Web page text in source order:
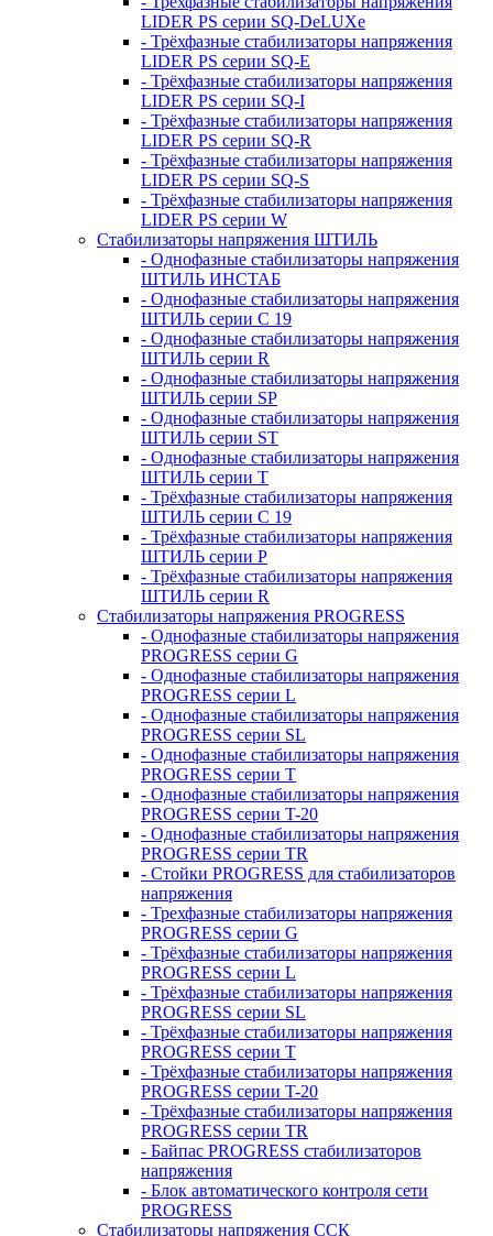
LIDER PS серии SQ-DeLUXe
- Трёхфазные стабилизаторы напряжения
LIDER PS серии SQ-E
- Трёхфазные стабилизаторы напряжения
LIDER PS серии SQ-I
- Трёхфазные стабилизаторы напряжения
LIDER PS серии SQ-R
- Трёхфазные стабилизаторы напряжения
LIDER PS серии SQ-S
- Трёхфазные стабилизаторы напряжения
LIDER PS серии W
Стабилизаторы напряжения ШТИЛЬ
- Однофазные стабилизаторы напряжения
ШТИЛЬ ИНСТАБ
- Однофазные стабилизаторы напряжения
ШТИЛЬ серии C 19
- Однофазные стабилизаторы напряжения
ШТИЛЬ серии R
- Однофазные стабилизаторы напряжения
ШТИЛЬ серии SP
- Однофазные стабилизаторы напряжения
ШТИЛЬ серии ST
- Однофазные стабилизаторы напряжения
ШТИЛЬ серии T
- Трёхфазные стабилизаторы напряжения
ШТИЛЬ серии C 19
- Трёхфазные стабилизаторы напряжения
ШТИЛЬ серии P
- Трёхфазные стабилизаторы напряжения
ШТИЛЬ серии R
Стабилизаторы напряжения PROGRESS
- Однофазные стабилизаторы напряжения
PROGRESS серии G
- Однофазные стабилизаторы напряжения
PROGRESS серии L
- Однофазные стабилизаторы напряжения
PROGRESS серии SL
- Однофазные стабилизаторы напряжения
PROGRESS серии T
- Однофазные стабилизаторы напряжения
PROGRESS серии T-20
- Однофазные стабилизаторы напряжения
PROGRESS серии TR
- Стойки PROGRESS для стабилизаторов
напряжения
- Трехфазные стабилизаторы напряжения
PROGRESS серии G
- Трёхфазные стабилизаторы напряжения
PROGRESS серии L
- Трёхфазные стабилизаторы напряжения
PROGRESS серии SL
- Трёхфазные стабилизаторы напряжения
PROGRESS серии T
- Трёхфазные стабилизаторы напряжения
PROGRESS серии T-20
- Трёхфазные стабилизаторы напряжения
PROGRESS серии TR
- Байпас PROGRESS стабилизаторов
напряжения
- Блок автоматического контроля сети
PROGRESS
Стабилизаторы напряжения ССК